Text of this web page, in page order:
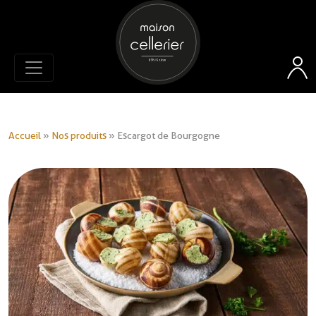
Accueil » Nos produits » Escargot de Bourgogne